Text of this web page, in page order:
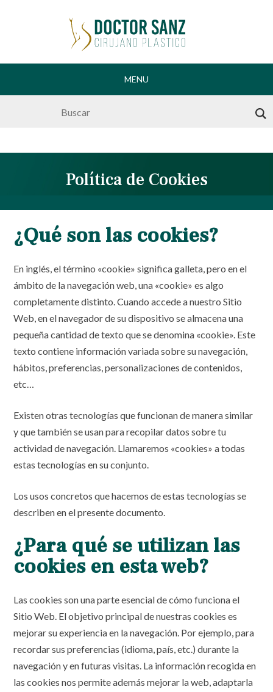
MENU
Política de Cookies
¿Qué son las cookies?
En inglés, el término «cookie» significa galleta, pero en el
ámbito de la navegación web, una «cookie» es algo
completamente distinto. Cuando accede a nuestro Sitio
Web, en el navegador de su dispositivo se almacena una
pequeña cantidad de texto que se denomina «cookie». Este
texto contiene información variada sobre su navegación,
hábitos, preferencias, personalizaciones de contenidos,
etc…
Existen otras tecnologías que funcionan de manera similar
y que también se usan para recopilar datos sobre tu
actividad de navegación. Llamaremos «cookies» a todas
estas tecnologías en su conjunto.
Los usos concretos que hacemos de estas tecnologías se
describen en el presente documento.
¿Para qué se utilizan las
cookies en esta web?
Las cookies son una parte esencial de cómo funciona el
Sitio Web. El objetivo principal de nuestras cookies es
mejorar su experiencia en la navegación. Por ejemplo, para
recordar sus preferencias (idioma, país, etc.) durante la
navegación y en futuras visitas. La información recogida en
las cookies nos permite además mejorar la web, adaptarla